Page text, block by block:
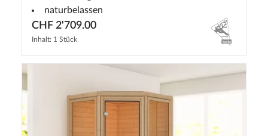
naturbelassen
CHF 2'709.00
Inhalt: 1 Stück